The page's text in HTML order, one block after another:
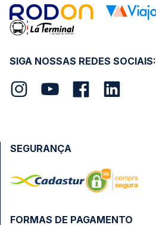
SIGA NOSSAS REDES SOCIAIS:
FORMAS DE PAGAMENTO
SEGURANÇA